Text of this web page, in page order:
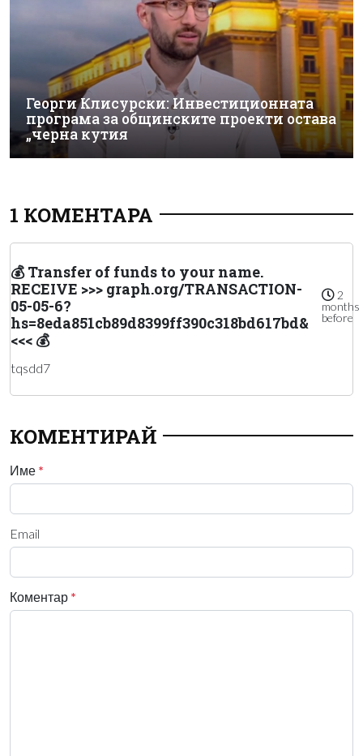
Георги Клисурски: Инвестиционната
програма за общинските проекти остава
„черна кутия
1 КОМЕНТАРА
💰 Transfer of funds to your name.
RECEIVE >>> graph.org/TRANSACTION-
05-05-6?
hs=8eda851cb89d8399ff390c318bd617bd&
<<< 💰
2
months
before
tqsdd7
КОМЕНТИРАЙ
Име *
Email
Коментар *